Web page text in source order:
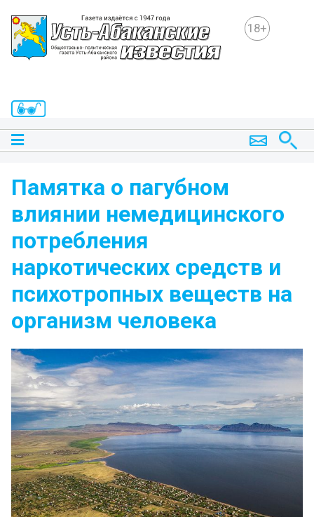
18+
Памятка о пагубном
влиянии немедицинского
потребления
наркотических средств и
психотропных веществ на
организм человека